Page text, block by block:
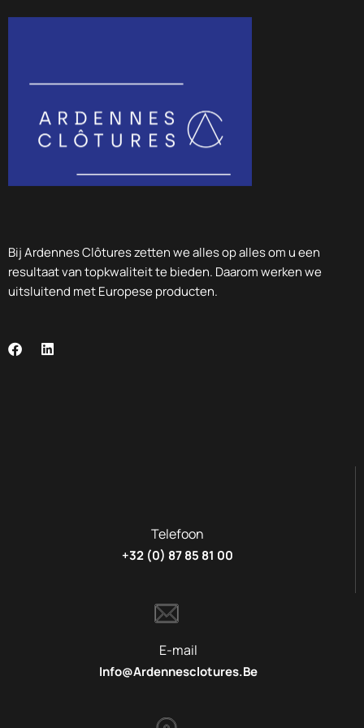
Bij Ardennes Clôtures zetten we alles op alles om u een
resultaat van topkwaliteit te bieden. Daarom werken we
uitsluitend met Europese producten.
Telefoon
+32 (0) 87 85 81 00
E-mail
Info@ardennesclotures.be